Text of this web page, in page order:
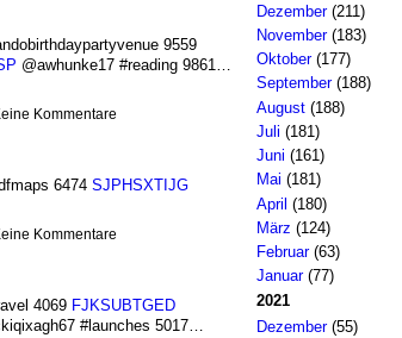
9559
@awhunke17 #reading 9861…
Kommentare
6474 SJPHSXTIJG
Kommentare
4069 FJKSUBTGED
#launches 5017…
Dezember(211)
November(183)
Oktober(177)
September(188)
August(188)
Juli (181)
Juni (161)
Mai (181)
April (180)
März (124)
Februar(63)
Januar(77)
2021
Dezember(55)